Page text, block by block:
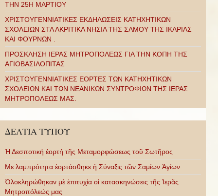
ΤΗΝ 25Η ΜΑΡΤΙΟΥ
ΧΡΙΣΤΟΥΓΕΝΝΙΑΤΙΚΕΣ ΕΚΔΗΛΩΣΕΙΣ ΚΑΤΗΧΗΤΙΚΩΝ
ΣΧΟΛΕΙΩΝ ΣΤΑ ΑΚΡΙΤΙΚΑ ΝΗΣΙΑ ΤΗΣ ΣΑΜΟΥ ΤΗΣ ΙΚΑΡΙΑΣ
ΚΑΙ ΦΟΥΡΝΩΝ .
ΠΡΟΣΚΛΗΣΗ ΙΕΡΑΣ ΜΗΤΡΟΠΟΛΕΩΣ ΓΙΑ ΤΗΝ ΚΟΠΗ ΤΗΣ
ΑΓΙΟΒΑΣΙΛΟΠΙΤΑΣ
ΧΡΙΣΤΟΥΓΕΝΝΙΑΤΙΚΕΣ ΕΟΡΤΕΣ ΤΩΝ ΚΑΤΗΧΗΤΙΚΩΝ
ΣΧΟΛΕΙΩΝ ΚΑΙ ΤΩΝ ΝΕΑΝΙΚΩΝ ΣΥΝΤΡΟΦΙΩΝ ΤΗΣ ΙΕΡΑΣ
ΜΗΤΡΟΠΟΛΕΩΣ ΜΑΣ.
ΔΕΛΤΙΑ ΤΥΠΟΥ
Ἡ Δεσποτική ἑορτή τῆς Μεταμορφώσεως τοῦ Σωτῆρος
Με λαμπρότητα ἑορτάσθηκε ἡ Σύναξις τῶν Σαμίων Ἁγίων
Ὁλοκληρώθηκαν μὲ ἐπιτυχία οἱ κατασκηνώσεις τῆς Ἱερᾶς
Μητροπόλεώς μας